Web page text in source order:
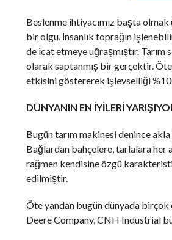
Beslenme ihtiyacımız başta olmak
bir olgu. İnsanlık toprağın
de icat etmeye uğraşmıştır.
olarak saptanmış bir gerçektir.
etkisini göstererek işlevselliği
DÜNYANIN EN İYİLERİ
Bugün tarım makinesi denince
Bağlardan bahçelere, tarlalara her
rağmen kendisine özgü
edilmiştir.
Öte yandan bugün dünyada
Deere Company, CNH Industrial